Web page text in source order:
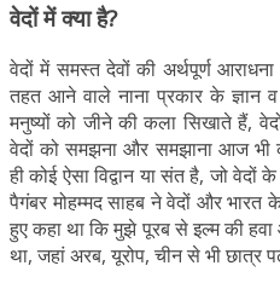
वेदों में क्या है?
वेदों में समस्त देवों की अर्थपूर्ण
तहत आने वाले नाना प्रकार के ज्ञान
मनुष्यों को जीने की कला सिखाते हैं,
वेदों को समझना और समझाना आज भी
ही कोई ऐसा विद्वान या संत है, जो
पैगंबर मोहम्मद साहब ने वेदों और भारत
हुए कहा था कि मुझे पूरब से इल्म की
था, जहां अरब, यूरोप, चीन से भी